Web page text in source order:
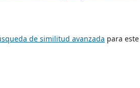
de similitud avanzada para